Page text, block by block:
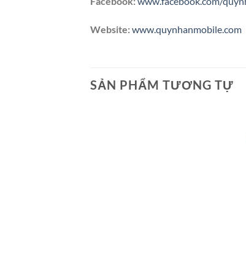
Website:www.quynhanmobile.com
SẢN PHẨM TƯƠNG TỰ